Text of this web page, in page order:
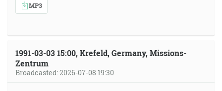
MP3
1991-03-03 15:00, Krefeld, Germany, Missions-
Zentrum
Broadcasted: 2026-07-08 19:30